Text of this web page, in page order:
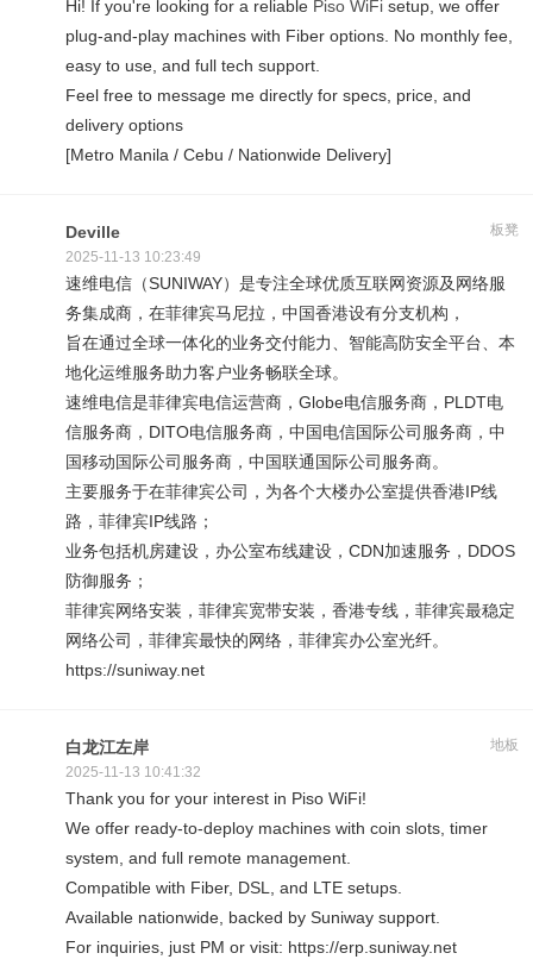
Hi! If you're looking for a reliable Piso WiFi setup, we offer
plug-and-play machines with Fiber options. No monthly fee,
easy to use, and full tech support.
Feel free to message me directly for specs, price, and
delivery options
[Metro Manila / Cebu / Nationwide Delivery]
板凳
Deville
2025-11-13 10:23:49
速维电信（SUNIWAY）是专注全球优质互联网资源及网络服
务集成商，在菲律宾马尼拉，中国香港设有分支机构，
旨在通过全球一体化的业务交付能力、智能高防安全平台、本
地化运维服务助力客户业务畅联全球。
速维电信是菲律宾电信运营商，Globe电信服务商，PLDT电
信服务商，DITO电信服务商，中国电信国际公司服务商，中
国移动国际公司服务商，中国联通国际公司服务商。
主要服务于在菲律宾公司，为各个大楼办公室提供香港IP线
路，菲律宾IP线路；
业务包括机房建设，办公室布线建设，CDN加速服务，DDOS
防御服务；
菲律宾网络安装，菲律宾宽带安装，香港专线，菲律宾最稳定
网络公司，菲律宾最快的网络，菲律宾办公室光纤。
https://suniway.net
地板
白龙江左岸
2025-11-13 10:41:32
Thank you for your interest in Piso WiFi!
We offer ready-to-deploy machines with coin slots, timer
system, and full remote management.
Compatible with Fiber, DSL, and LTE setups.
Available nationwide, backed by Suniway support.
For inquiries, just PM or visit: https://erp.suniway.net